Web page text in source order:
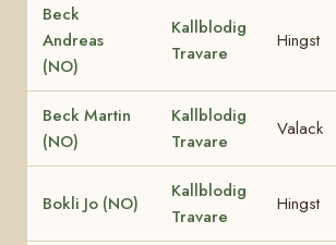
Beck
Andreas
(NO)
Kallblodig
Travare
Hingst
Beck Martin
(NO)
Kallblodig
Travare
Valack
Bokli Jo (NO)
Kallblodig
Travare
Hingst